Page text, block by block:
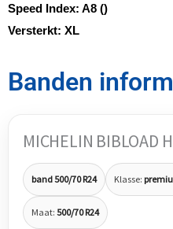
Speed Index: A8 ()
Versterkt: XL
Banden
MICHELIN BIBLOAD
band 500/70 R24 Klasse:
Maat: 500/70 R24